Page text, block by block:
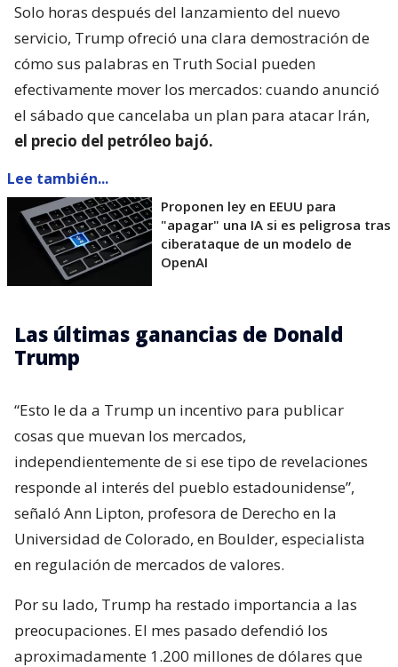
Solo horas después del lanzamiento del nuevo
servicio, Trump ofreció una clara demostración de
cómo sus palabras en Truth Social pueden
efectivamente mover los mercados: cuando anunció
el sábado que cancelaba un plan para atacar Irán,
el precio del petróleo bajó.
Lee también...
Proponen ley en EEUU para
"apagar" una IA si es peligrosa tras
ciberataque de un modelo de
OpenAI
Las últimas ganancias de Donald
Trump
“Esto le da a Trump un incentivo para publicar
cosas que muevan los mercados,
independientemente de si ese tipo de revelaciones
responde al interés del pueblo estadounidense”,
señaló Ann Lipton, profesora de Derecho en la
Universidad de Colorado, en Boulder, especialista
en regulación de mercados de valores.
Por su lado, Trump ha restado importancia a las
preocupaciones. El mes pasado defendió los
aproximadamente 1.200 millones de dólares que